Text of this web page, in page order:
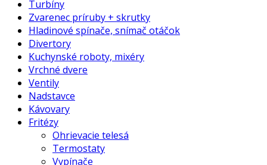
Turbíny
Zvarenec príruby + skrutky
Hladinové spínače, snímač otáčok
Divertory
Kuchynské roboty, mixéry
Vrchné dvere
Ventily
Nadstavce
Kávovary
Fritézy
Ohrievacie telesá
Termostaty
Vypínače